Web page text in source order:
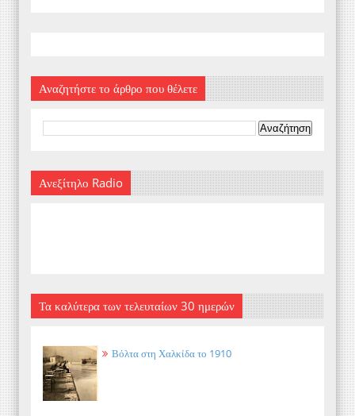
Αναζητήστε το άρθρο που θέλετε
Ανεξίτηλο Radio
Τα καλύτερα των τελευταίων 30 ημερών
Βόλτα στη Χαλκίδα το 1910